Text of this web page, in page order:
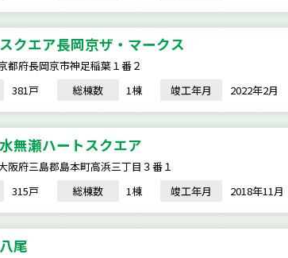
クエア長岡京ザ・マークス
都府長岡京市神足稲葉１番２
381戸 総棟数 1棟 竣工年月 2022年2月
無瀬ハートスクエア
阪府三島郡島本町高浜三丁目３番１
315戸 総棟数 1棟 竣工年月 2018年11月
尾